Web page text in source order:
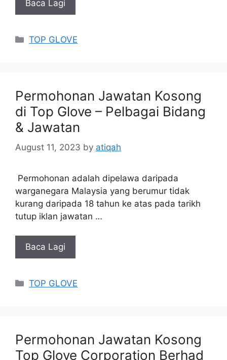
Baca Lagi
Categories
TOP GLOVE
Permohonan Jawatan Kosong
di Top Glove – Pelbagai Bidang
& Jawatan
August 11, 2023 by atiqah
Permohonan adalah dipelawa daripada
warganegara Malaysia yang berumur tidak
kurang daripada 18 tahun ke atas pada tarikh
tutup iklan jawatan …
Baca Lagi
Categories
TOP GLOVE
Permohonan Jawatan Kosong
Top Glove Corporation Berhad